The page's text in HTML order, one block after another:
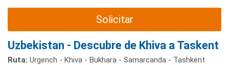
Solicitar
Uzbekistan - Descubre de Khiva a Taskent
Ruta: Urgench - Khiva - Bukhara - Samarcanda - Tashkent